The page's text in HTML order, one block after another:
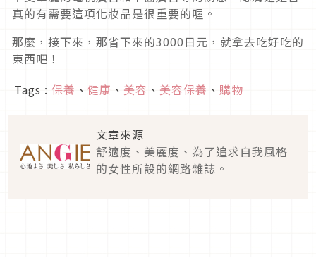
真的有需要這項化妝品是很重要的喔。
那麼，接下來，那省下來的3000日元，就拿去吃好吃的
東西吧！
Tags : 保養 、 健康 、 美容 、 美容保養 、 購物
文章來源
舒適度、美麗度、為了追求自我風格
的女性所設的網路雜誌。